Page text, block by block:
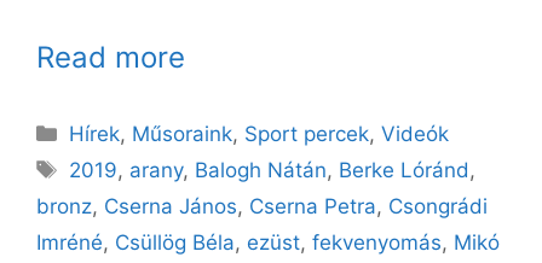
Read more
Kategória
Hírek, Műsoraink, Sport percek,Videók
Címkék
2019, arany, Balogh Nátán, Berke Lóránd,
bronz, Cserna János, Cserna Petra, Csongrádi
Imréné, Csüllög Béla, ezüst, fekvenyomás, Mikó